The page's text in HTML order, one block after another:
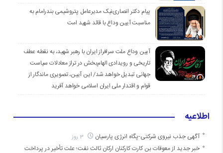
پیام دکتر انصاری‌نیک مدیرعامل پتروشیمی بندرامام به
مناسبت آیین وداع با قائد شهید امت
آیین وداع ملت سرافراز ایران با رهبر شهید، به نقطه عطف
تاریخی و رویدادی الهام‌بخش در تراز معادلات سیاست
جهانی تبدیل خواهد شد/ این آیین، تصویری ماندگار از
قوام و اقتدار ملی ایران اسلامی خواهد آفرید
اطلاعیه
آگهی جذب نیروی شرکتی-پگاه انرژی پارسیان
خبر جدید از معوقات بن کارت کارکنان ارکان ثالث نفت؛ علت تأخیر در پرداخت